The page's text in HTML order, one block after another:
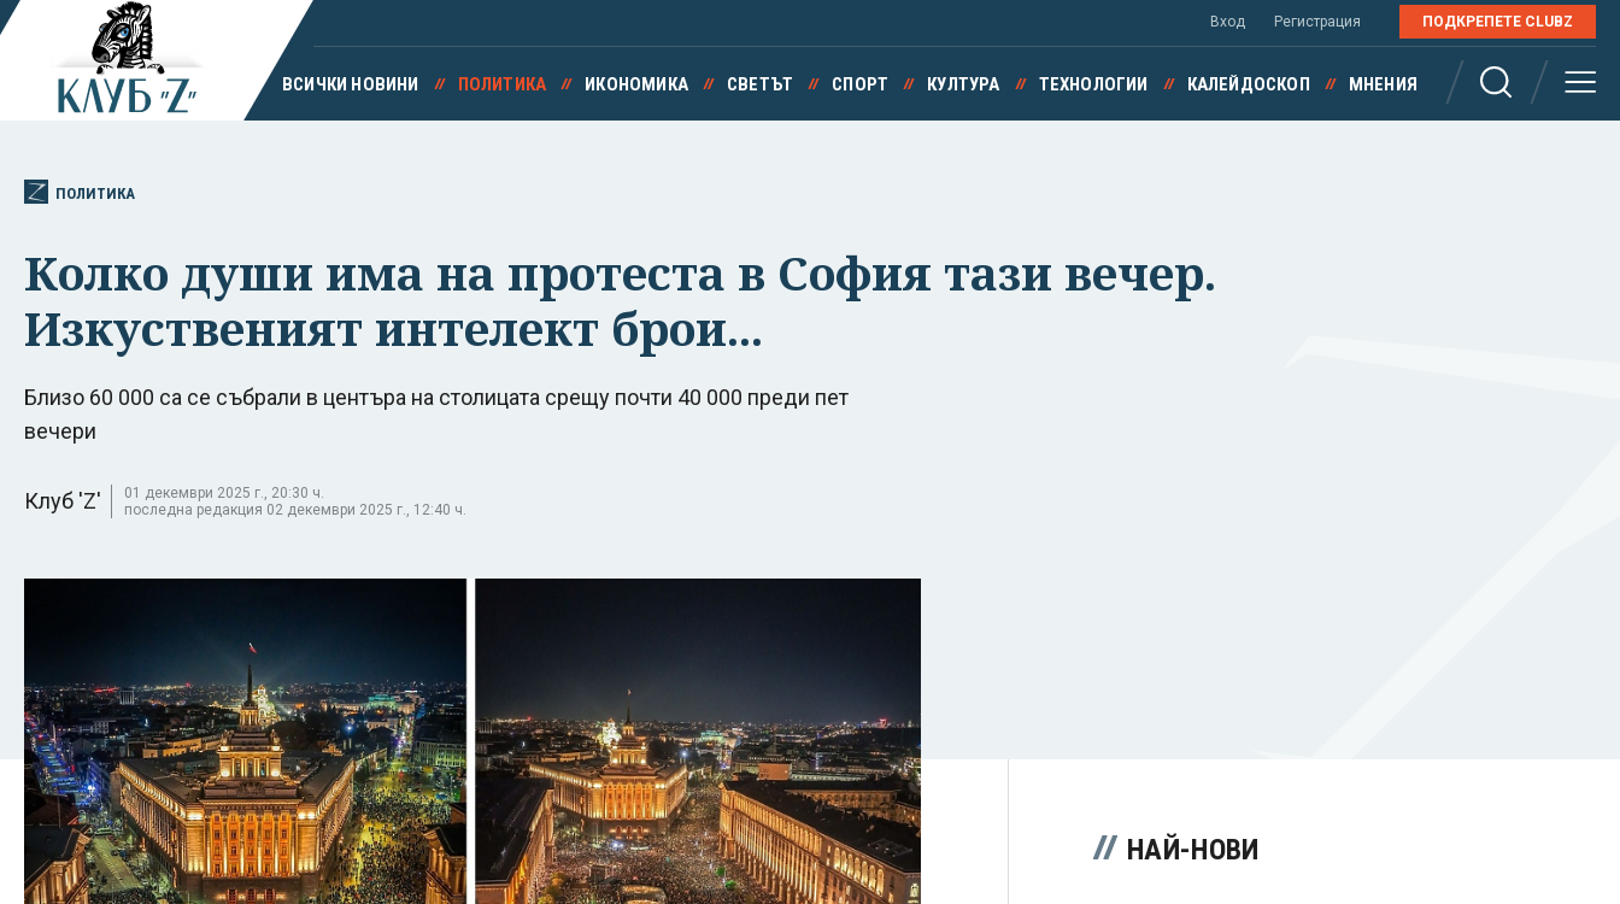
Вход Регистрация ПОДКРЕПЕТЕ CLUBZ
ВСИЧКИ НОВИНИ ПОЛИТИКА ИКОНОМИКА СВЕТЪТ СПОРТ КУЛТУРА ТЕХНОЛОГИИ КАЛЕЙДОСКОП МНЕНИЯ
ПОЛИТИКА
Колко души има на протеста в София тази вечер.
Изкуственият интелект брои...
Близо 60 000 са се събрали в центъра на столицата срещу почти 40 000 преди пет
вечери
Клуб 'Z'
01 декември 2025 г., 20:30 ч.
последна редакция 02 декември 2025 г., 12:40 ч.
НАЙ-НОВИ